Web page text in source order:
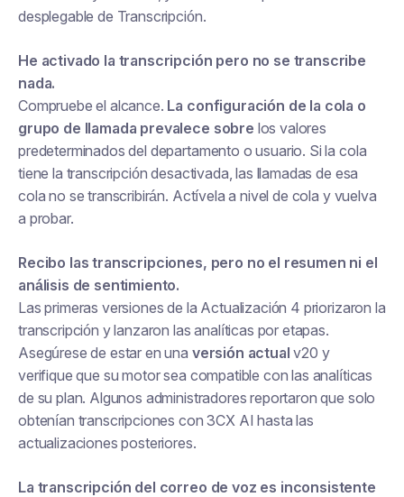
desplegable de Transcripción.
He activado la transcripción pero no se transcribe
nada.
Compruebe el alcance. La configuración de la cola o
grupo de llamada prevalece sobre los valores
predeterminados del departamento o usuario. Si la cola
tiene la transcripción desactivada, las llamadas de esa
cola no se transcribirán. Actívela a nivel de cola y vuelva
a probar.
Recibo las transcripciones, pero no el resumen ni el
análisis de sentimiento.
Las primeras versiones de la Actualización 4 priorizaron la
transcripción y lanzaron las analíticas por etapas.
Asegúrese de estar en una versión actual v20 y
verifique que su motor sea compatible con las analíticas
de su plan. Algunos administradores reportaron que solo
obtenían transcripciones con 3CX AI hasta las
actualizaciones posteriores.
La transcripción del correo de voz es inconsistente